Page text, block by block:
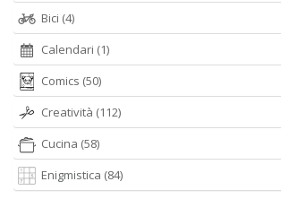
Bici (4)
Calendari (1)
Comics (50)
Creatività (112)
Cucina (58)
Enigmistica (84)